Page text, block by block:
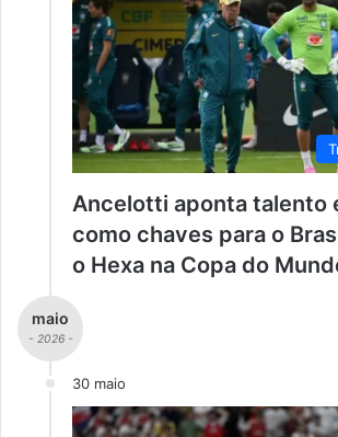
Ancelotti aponta talento
como chaves para o
o Hexa na Copa do
maio
- 2026 -
30 maio